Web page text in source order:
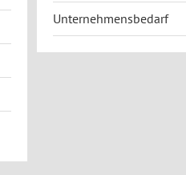
Unternehmensbedarf